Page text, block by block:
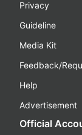
Privacy
Guideline
Media Kit
Feedback/
Help
Advertisement
Official